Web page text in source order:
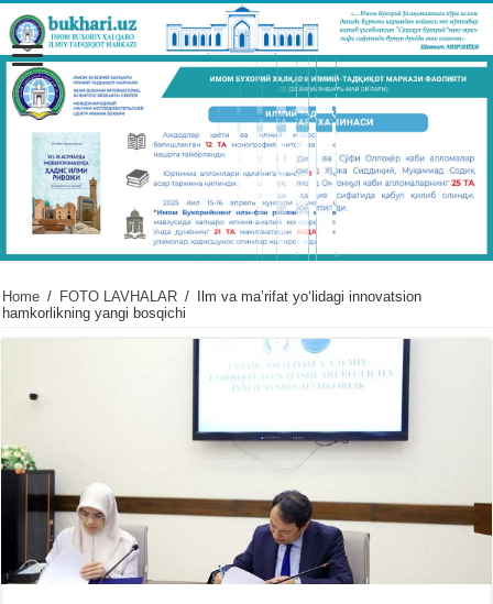
Home / FOTO LAVHALAR /
Ilm va maʼrifat yoʻlidagi innovatsion
hamkorlikning yangi bosqichi